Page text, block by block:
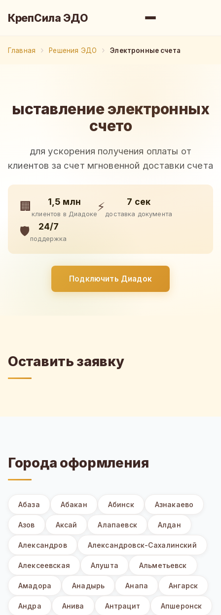
КрепСила ЭДО
Главная Решения ЭДО Электронные счета
ыставление электронных
счето
для ускорения получения оплаты от
клиентов за счет мгновенной доставки счета
🏢 1,5 млн
клиентов в Диадоке
⚡ 7 сек
доставка документа
🛡️ 24/7
поддержка
Подключить Диадок
Оставить заявку
Города оформления
Абаза Абакан Абинск Азнакаево
Азов Аксай Алапаевск Алдан
Александров Александровск-Сахалинский
Алексеевская Алушта Альметьевск
Амадора Анадырь Анапа Ангарск
Андра Анива Антрацит Апшеронск